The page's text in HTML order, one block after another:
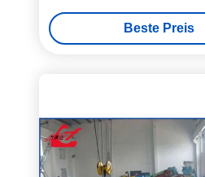
Motorantrieb
Beste Preis